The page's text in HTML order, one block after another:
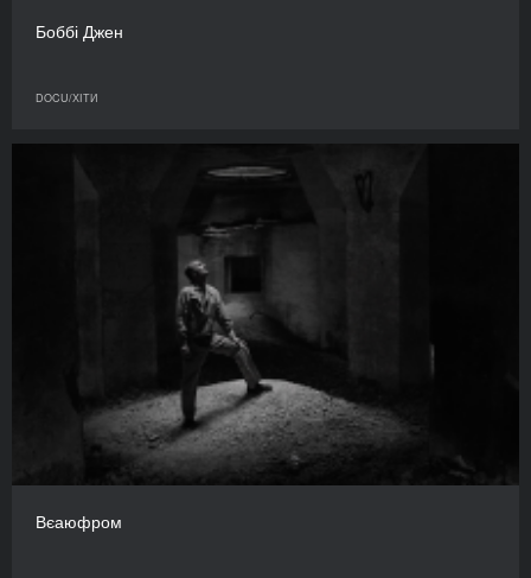
Боббі Джен
DOCU/ХІТИ
Вєаюфром